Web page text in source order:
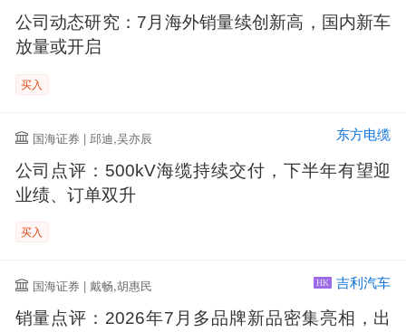
公司动态研究：7月海外销量续创新高，国内新车
放量或开启
买入
国海证券 | 邱迪,吴亦辰 东方电缆
公司点评：500kV海缆持续交付，下半年有望迎
业绩、订单双升
买入
国海证券 | 戴畅,胡惠民 HK 吉利汽车
销量点评：2026年7月多品牌新品密集亮相，出